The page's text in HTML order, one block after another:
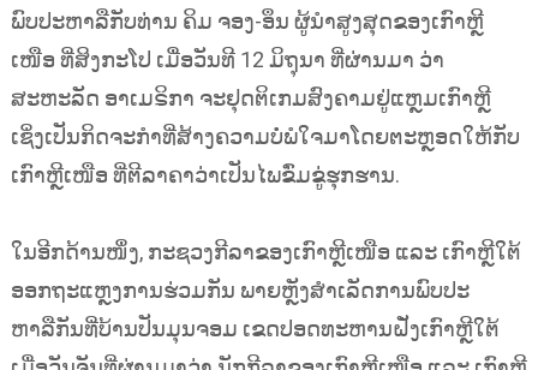
ພົບປະຫາລືກັບທ່ານ ຄິມ ຈອງ-ອຶນ ຜູ້ນຳສູງສຸດຂອງເກົາຫຼີ
ເໜືອ ທີ່ສິງກະໂປ ເມື່ອວັນທີ 12 ມິຖຸນາ ທີ່ຜ່ານມາ ວ່າ
ສະຫະລັດ ອາເມຣິກາ ຈະຢຸດຕິເກມສົງຄາມຢູ່ແຫຼມເກົາຫຼີ
ເຊິ່ງເປັນກິດຈະກຳທີ່ສ້າງຄວາມບໍ່ພໍໃຈມາໂດຍຕະຫຼອດໃຫ້ກັບ
ເກົາຫຼີເໜືອ ທີ່ຕີລາຄາວ່າເປັນໄພຂົ່ມຂູ່ຮຸກຮານ.
ໃນອີກດ້ານໜຶ່ງ, ກະຊວງກີລາຂອງເກົາຫຼີເໜືອ ແລະ ເກົາຫຼີໃຕ້
ອອກຖະແຫຼງການຮ່ວມກັນ ພາຍຫຼັງສຳເລັດການພົບປະ
ຫາລືກັນທີ່ບ້ານປັນມຸນຈອມ ເຂດປອດທະຫານຝັ່ງເກົາຫຼີໃຕ້